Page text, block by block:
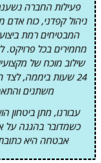
פעילות החברה
ניהול קפדני, כוח אדם
המבטיחים רמת
מחמירים בכל פרויקט.
שילוב מוכח של
24 שעות ביממה,
משתנים
עבורנו, מתן ביטחון
כשמדובר בהגנה על
אבטחה היא